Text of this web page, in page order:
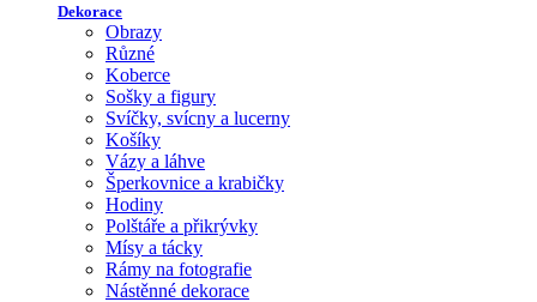
Dekorace
Obrazy
Různé
Koberce
Sošky a figury
Svíčky, svícny a lucerny
Košíky
Vázy a láhve
Šperkovnice a krabičky
Hodiny
Polštáře a přikrývky
Mísy a tácky
Rámy na fotografie
Nástěnné dekorace